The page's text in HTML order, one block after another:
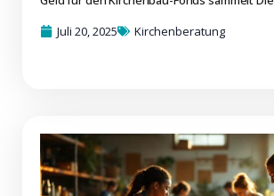
Juli 20, 2025
Kirchenberatung